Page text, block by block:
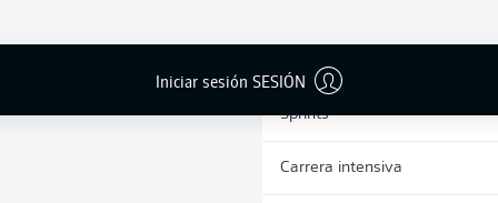
Iniciar sesión SESIÓN
Sprints
Carrera intensiva